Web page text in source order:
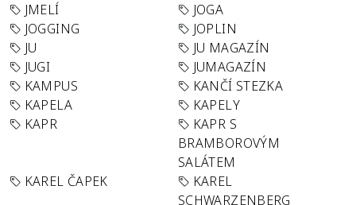
JMELÍ
JOGA
JOGGING
JOPLIN
JU
JU MAGAZÍN
JUGI
JUMAGAZÍN
KAMPUS
KANČÍ STEZKA
KAPELA
KAPELY
KAPR
KAPR S
BRAMBOROVÝM
SALÁTEM
KAREL ČAPEK
KAREL
SCHWARZENBERG